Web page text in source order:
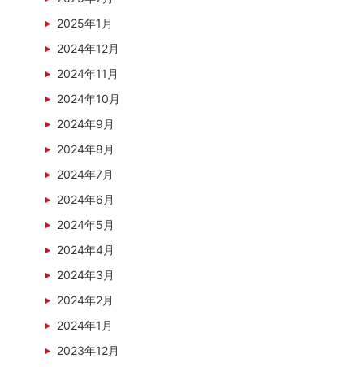
2025年1月
2024年12月
2024年11月
2024年10月
2024年9月
2024年8月
2024年7月
2024年6月
2024年5月
2024年4月
2024年3月
2024年2月
2024年1月
2023年12月